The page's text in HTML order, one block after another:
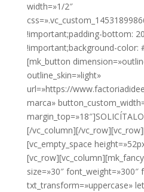
width=»1/2″
!important;padding-bottom:
!important;background-color:
[mk_button
outline_skin=»light»
url=»https://
marca»
[/vc_column][/
[vc_empty_space
size=»30″
txt_transform=»uppercase»